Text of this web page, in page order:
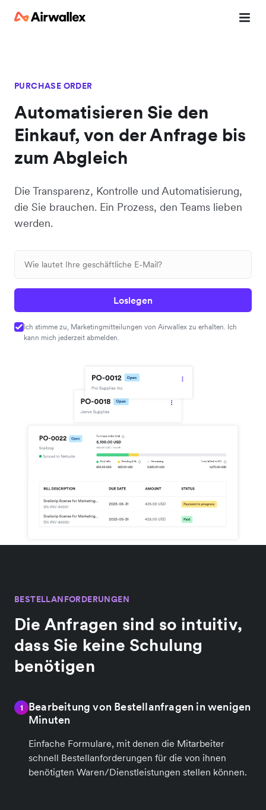
PURCHASE ORDER
Automatisieren Sie den
Einkauf, von der Anfrage bis
zum Abgleich
Die Transparenz, Kontrolle und Automatisierung,
die Sie brauchen. Ein Prozess, den Teams lieben
werden.
Loslegen
Ich stimme zu, Marketingmitteilungen von Airwallex zu erhalten. Ich
kann mich jederzeit abmelden.
BESTELLANFORDERUNGEN
Die Anfragen sind so intuitiv,
dass Sie keine Schulung
benötigen
1
Bearbeitung von Bestellanfragen in wenigen
Minuten
Einfache Formulare, mit denen die Mitarbeiter
schnell Bestellanforderungen für die von ihnen
benötigten Waren/Dienstleistungen stellen können.